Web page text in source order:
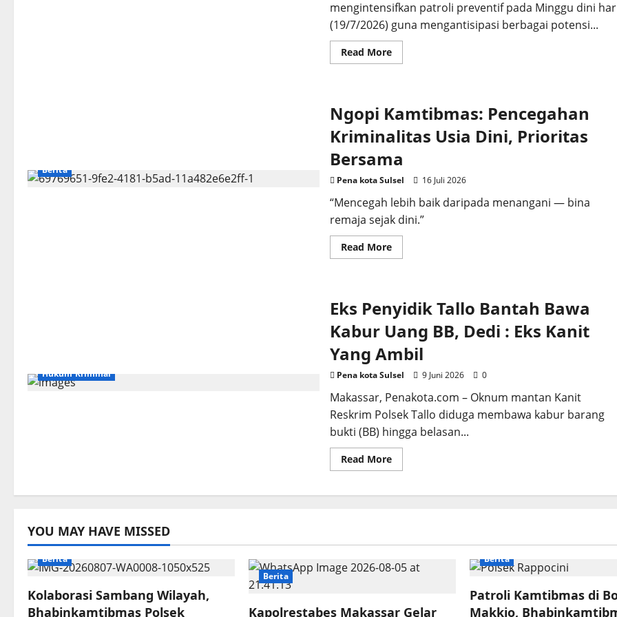
mengintensifkan patroli preventif pada Minggu dini
(19/7/2026) guna mengantisipasi berbagai potensi...
Read MoreRead
more
Patroli
Dini
Hari,
Cegah
Kelompok
dan
Kejahatan
Jalanan
Berita
Ngopi Kamtibmas: Pencegahan
Kriminalitas Usia Dini, Prioritas
Bersama
Pena kota Sulsel 16 Juli 2026
“Mencegah lebih baik daripada menangani — bina
remaja sejak dini.”
Read MoreRead
more
Kriminalitas
Usia
Dini,
Prioritas
Bersama
Hukum Kriminal
Eks Penyidik Tallo Bantah Bawa
Kabur Uang BB, Dedi : Eks Kanit
Yang Ambil
Pena kota Sulsel 9 Juni 2026 0
Makassar, Penakota.com – Oknum mantan Kanit
Reskrim Polsek Tallo diduga membawa kabur barang
bukti (BB) hingga belasan...
Read MoreRead
more
Penyidik
Uang
Dedi
:
Ambil
YOU MAY HAVE MISSED
Berita
Kolaborasi Sambang Wilayah,
Bhabinkamtibmas Polsek
Berita
Kapolrestabes Makassar Gelar
Berita
Patroli Kamtibmas di
Makkio,